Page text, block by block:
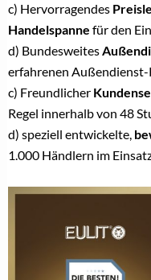
c) Hervorragendes
Handelspanne für den
d) Bundesweites
erfahrenen
c) Freundlicher
Regel innerhalb von 48
d) speziell entwickelte,
1.000 Händlern im